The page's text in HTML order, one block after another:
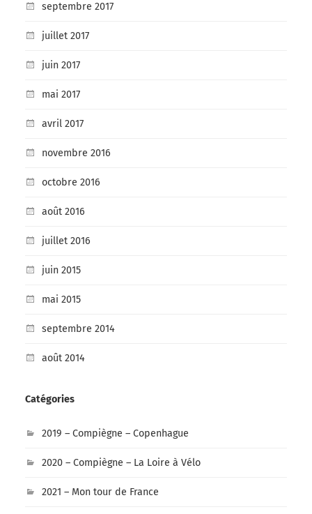
septembre 2017
juillet 2017
juin 2017
mai 2017
avril 2017
novembre 2016
octobre 2016
août 2016
juillet 2016
juin 2015
mai 2015
septembre 2014
août 2014
Catégories
2019 – Compiègne – Copenhague
2020 – Compiègne – La Loire à Vélo
2021 – Mon tour de France